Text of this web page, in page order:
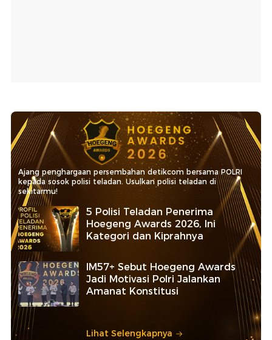
Ajang penghargaan persembahan detikcom bersama POLRI
kepada sosok polisi teladan. Usulkan polisi teladan di
sekitarmu!
5 Polisi Teladan Penerima
Hoegeng Awards 2026, Ini
Kategori dan Kiprahnya
IM57+ Sebut Hoegeng Awards
Jadi Motivasi Polri Jalankan
Amanat Konstitusi
Lihat Selengkapnya